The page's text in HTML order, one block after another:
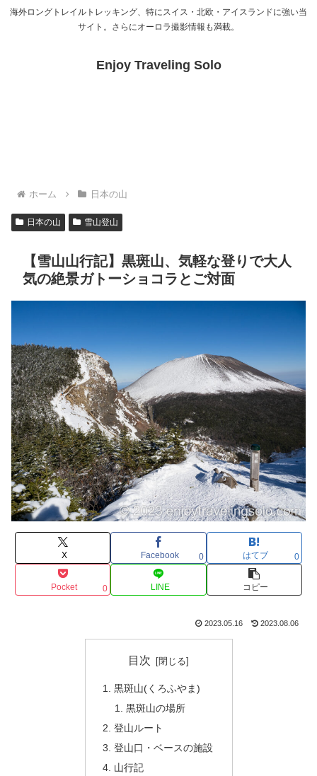
海外ロングトレイルトレッキング、特にスイス・北欧・アイスランドに強い当
サイト。さらにオーロラ撮影情報も満載。
Enjoy Traveling Solo
ホーム 日本の山
日本の山 雪山登山
【雪山山行記】黒斑山、気軽な登りで大人
気の絶景ガトーショコラとご対面
X Facebook 0 はてブ 0
Pocket 0 LINE コピー
2023.05.16 2023.08.06
目次
黒斑山(くろふやま)
黒斑山の場所
登山ルート
登山口・ベースの施設
山行記